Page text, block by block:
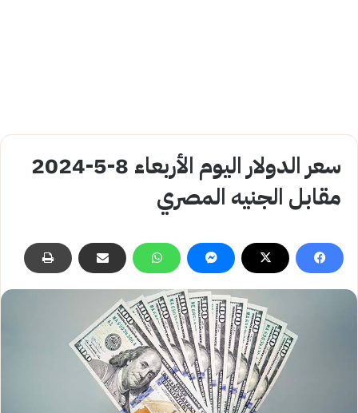
سعر الدولار اليوم الأربعاء 8-5-2024
مقابل الجنيه المصري